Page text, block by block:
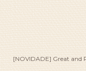
[NOVIDADE] Great and